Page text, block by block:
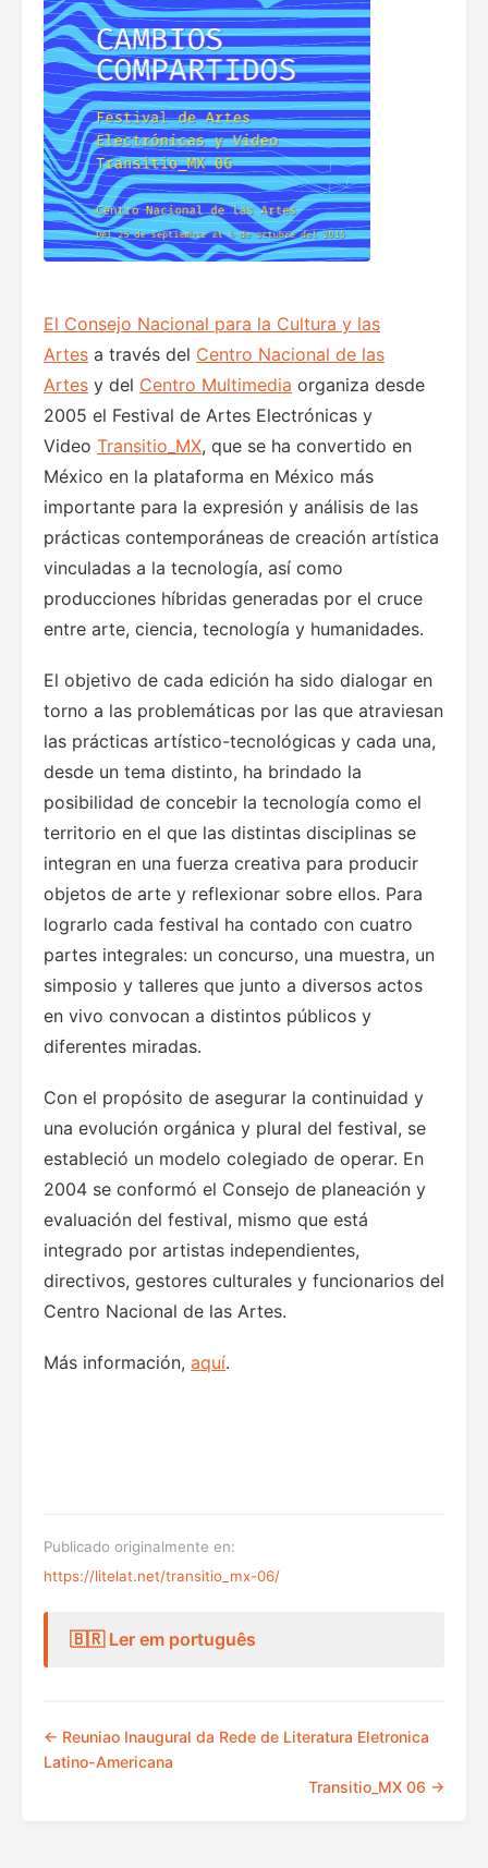
El Consejo Nacional para la Cultura y las
Artes a través del Centro Nacional de las
Artes y del Centro Multimedia organiza desde
2005 el Festival de Artes Electrónicas y
Video Transitio_MX, que se ha convertido en
México en la plataforma en México más
importante para la expresión y análisis de las
prácticas contemporáneas de creación artística
vinculadas a la tecnología, así como
producciones híbridas generadas por el cruce
entre arte, ciencia, tecnología y humanidades.
El objetivo de cada edición ha sido dialogar en
torno a las problemáticas por las que atraviesan
las prácticas artístico-tecnológicas y cada una,
desde un tema distinto, ha brindado la
posibilidad de concebir la tecnología como el
territorio en el que las distintas disciplinas se
integran en una fuerza creativa para producir
objetos de arte y reflexionar sobre ellos. Para
lograrlo cada festival ha contado con cuatro
partes integrales: un concurso, una muestra, un
simposio y talleres que junto a diversos actos
en vivo convocan a distintos públicos y
diferentes miradas.
Con el propósito de asegurar la continuidad y
una evolución orgánica y plural del festival, se
estableció un modelo colegiado de operar. En
2004 se conformó el Consejo de planeación y
evaluación del festival, mismo que está
integrado por artistas independientes,
directivos, gestores culturales y funcionarios del
Centro Nacional de las Artes.
Más información, aquí.
Publicado originalmente en:
https://litelat.net/transitio_mx-06/
🇧🇷 Ler em português
← Reuniao Inaugural da Rede de Literatura Eletronica
Latino-Americana
Transitio_MX 06 →